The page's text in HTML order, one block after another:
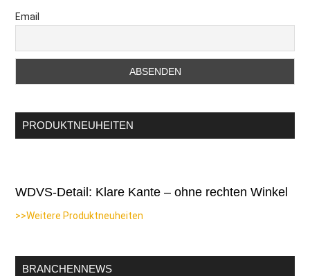
Email
PRODUKTNEUHEITEN
WDVS-Detail: Klare Kante – ohne rechten Winkel
>>Weitere Produktneuheiten
BRANCHENNEWS